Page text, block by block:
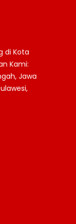
di Kota
Kami:
Jawa